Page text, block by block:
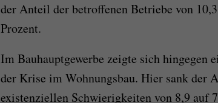
der Anteil der betroffenen Betriebe von
Prozent.
Im Bauhauptgewerbe zeigte sich hingegen
der Krise im Wohnungsbau. Hier sank der
existenziellen Schwierigkeiten von 8,9 auf